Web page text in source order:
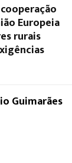
Europeia
rurais
Guimarães